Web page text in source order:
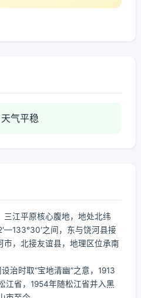
气平稳
三江平原核心腹地，地处北纬
之间，东与饶河县接
，北接友谊县，地理区位承南
治时取“宝地清幽”之意，1913
江省，1954年随松江省并入黑